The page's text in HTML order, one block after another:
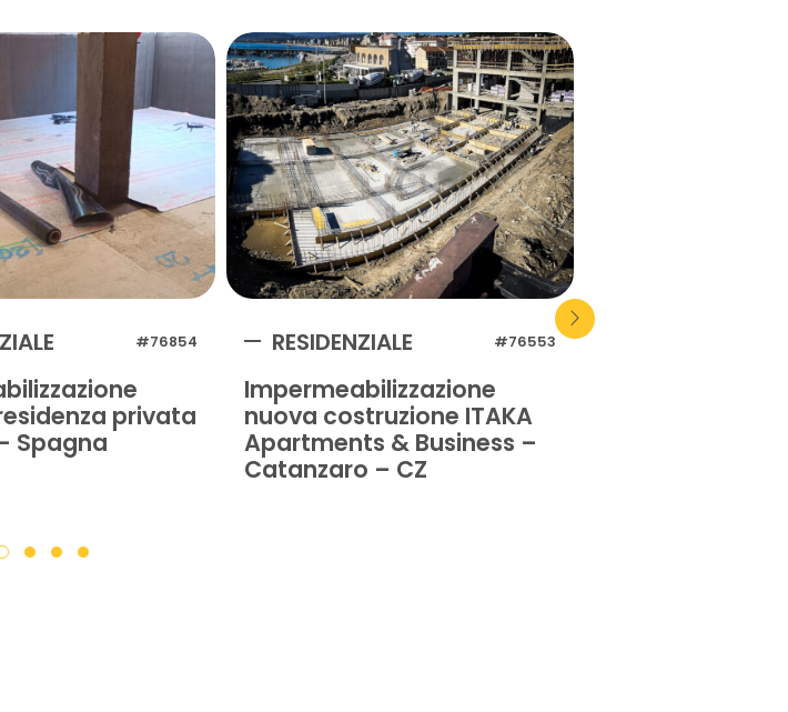
#76854
privata
Spagna
RESIDENZIALE #76553
Impermeabilizzazione
nuova costruzione ITAKA
Apartments & Business –
Catanzaro – CZ